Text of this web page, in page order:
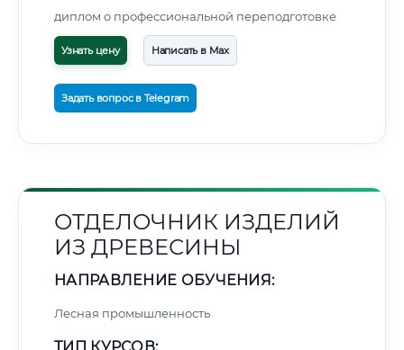
диплом о профессиональной переподготовке
Узнать цену Написать в Max
Задать вопрос в Telegram
ОТДЕЛОЧНИК ИЗДЕЛИЙ
ИЗ ДРЕВЕСИНЫ
НАПРАВЛЕНИЕ ОБУЧЕНИЯ:
Лесная промышленность